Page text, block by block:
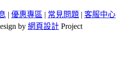
| 優惠專區 | 常見問題 | 客服中心
by 網頁設計 Project